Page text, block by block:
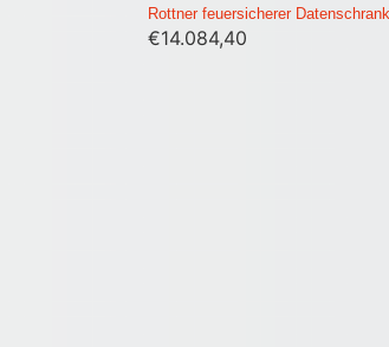
Rottner feuersicherer
€14.084,40